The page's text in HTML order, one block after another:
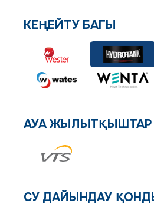
КЕҢЕЙТУ БАГЫ
АУА ЖЫЛЫТҚЫШТАР
СУ ДАЙЫНДАУ